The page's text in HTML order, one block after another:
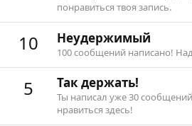
понравиться твоя запись.
10 Неудержимый
100 сообщений написано!
5 Так держать!
Ты написал уже 30
нравиться здесь!